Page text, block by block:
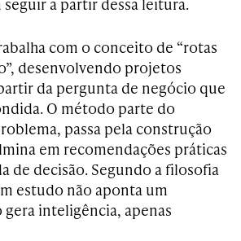
com o conceito de “rotas
desenvolvendo projetos
da pergunta de negócio que
O método parte do
passa pela construção
em recomendações práticas
de decisão. Segundo a filosofia
estudo não aponta um
gera inteligência, apenas